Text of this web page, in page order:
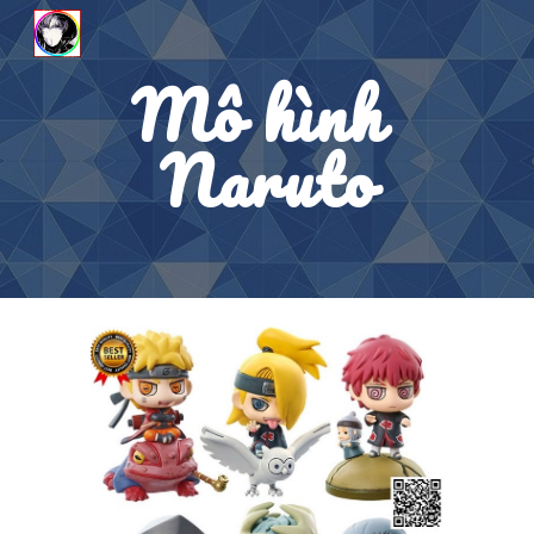
Skip to main content Skip to navigation
Mô hình
Naruto